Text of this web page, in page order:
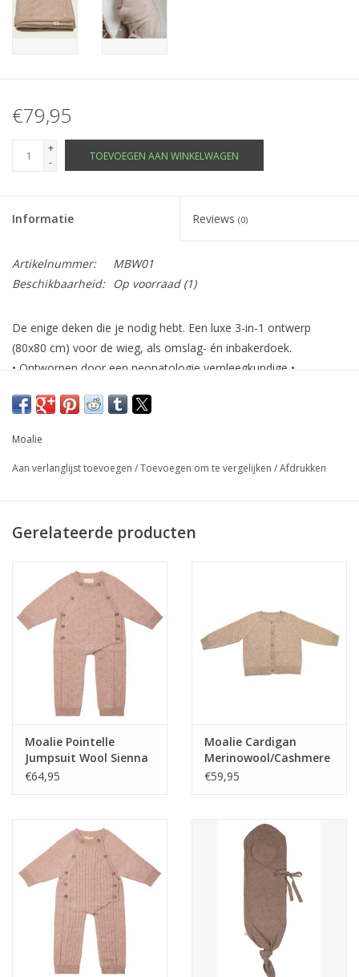
€79,95
+
-
TOEVOEGEN AAN WINKELWAGEN
Informatie Reviews (0)
Artikelnummer:
MBW01
Beschikbaarheid:
Op voorraad(1)
De enige deken die je nodig hebt. Een luxe 3-in-1 ontwerp
(80x80 cm) voor de wieg, als omslag- én inbakerdoek.
• Ontworpen door een neonatologie verpleegkundige •
zachtheid vanaf dag één.
Moalie
Aan verlanglijst toevoegen /Toevoegen om te vergelijken /Afdrukken
Gerelateerde producten
Moalie Pointelle
Jumpsuit Wool Sienna
€64,95
Moalie Cardigan
Merinowool/Cashmere
Sienna
€59,95